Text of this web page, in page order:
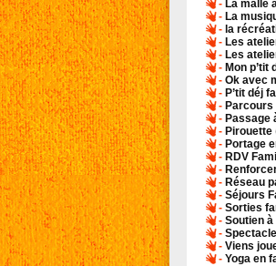
- La malle
- La
- la
- Les
- Les
- Mon p’tit
- Ok avec
- P’tit déj
- Parcours
- Passage
- Pirouette
- Portage
- RDV
-
- Réseau
- Séjours
- Sorties
- Soutien
-
- Viens
- Yoga en